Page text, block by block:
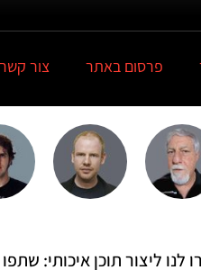
פרסום באתר צור קשר
לנו ליצור תוכן איכותי: